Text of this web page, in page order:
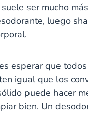
ser mucho
luego
esperar que
igual que los
puede hacer
bien. Un